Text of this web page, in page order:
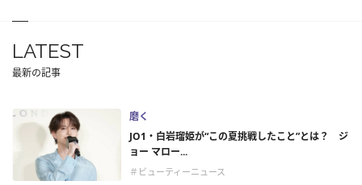
LATEST
最新の記事
磨く
JO1・白岩瑠姫が“この夏挑戦したこと”とは？ ジ
ョー マロー...
＃ビューティーニュース